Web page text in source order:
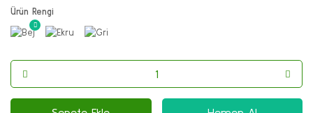
Ürün Rengi